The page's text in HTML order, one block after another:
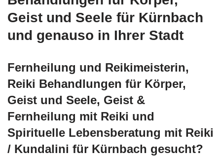
Geist und Seele für Kürnbach
und genauso in Ihrer Stadt
Fernheilung und Reikimeisterin,
Reiki Behandlungen für Körper,
Geist und Seele, Geist &
Fernheilung mit Reiki und
Spirituelle Lebensberatung mit Reiki
/ Kundalini für Kürnbach gesucht?